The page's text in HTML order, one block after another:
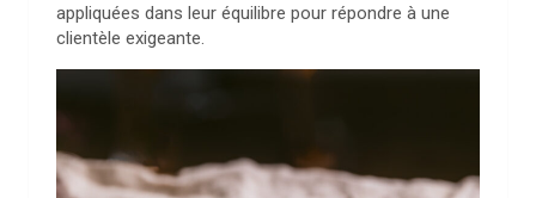
appliquées dans leur équilibre pour répondre à une
clientèle exigeante.